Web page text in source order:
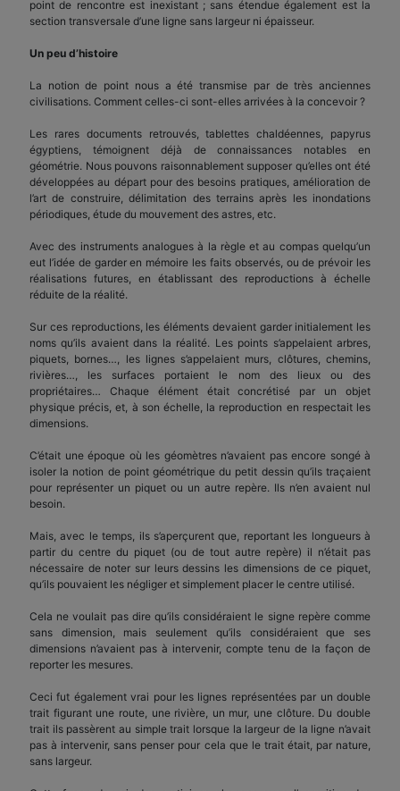
point de rencontre est inexistant ; sans étendue également est la
section transversale d’une ligne sans largeur ni épaisseur.
Un peu d’histoire
La notion de point nous a été transmise par de très anciennes
civilisations. Comment celles-ci sont-elles arrivées à la concevoir ?
Les rares documents retrouvés, tablettes chaldéennes, papyrus
égyptiens, témoignent déjà de connaissances notables en
géométrie. Nous pouvons raisonnablement supposer qu’elles ont été
développées au départ pour des besoins pratiques, amélioration de
l’art de construire, délimitation des terrains après les inondations
périodiques, étude du mouvement des astres, etc.
Avec des instruments analogues à la règle et au compas quelqu’un
eut l’idée de garder en mémoire les faits observés, ou de prévoir les
réalisations futures, en établissant des reproductions à échelle
réduite de la réalité.
Sur ces reproductions, les éléments devaient garder initialement les
noms qu’ils avaient dans la réalité. Les points s’appelaient arbres,
piquets, bornes…, les lignes s’appelaient murs, clôtures, chemins,
rivières…, les surfaces portaient le nom des lieux ou des
propriétaires… Chaque élément était concrétisé par un objet
physique précis, et, à son échelle, la reproduction en respectait les
dimensions.
C’était une époque où les géomètres n’avaient pas encore songé à
isoler la notion de point géométrique du petit dessin qu’ils traçaient
pour représenter un piquet ou un autre repère. Ils n’en avaient nul
besoin.
Mais, avec le temps, ils s’aperçurent que, reportant les longueurs à
partir du centre du piquet (ou de tout autre repère) il n’était pas
nécessaire de noter sur leurs dessins les dimensions de ce piquet,
qu’ils pouvaient les négliger et simplement placer le centre utilisé.
Cela ne voulait pas dire qu’ils considéraient le signe repère comme
sans dimension, mais seulement qu’ils considéraient que ses
dimensions n’avaient pas à intervenir, compte tenu de la façon de
reporter les mesures.
Ceci fut également vrai pour les lignes représentées par un double
trait figurant une route, une rivière, un mur, une clôture. Du double
trait ils passèrent au simple trait lorsque la largeur de la ligne n’avait
pas à intervenir, sans penser pour cela que le trait était, par nature,
sans largeur.